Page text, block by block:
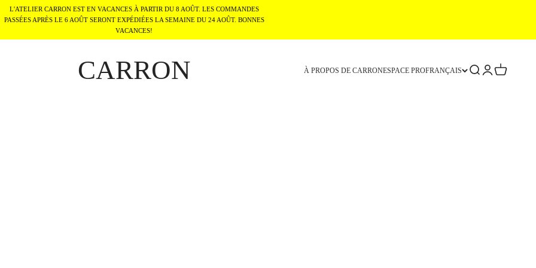
L'ATELIER CARRON EST EN VACANCES À PARTIR DU 8 AOÛT. LES COMMANDES
PASSÉES APRÈS LE 6 AOÛT SERONT EXPÉDIÉES LA SEMAINE DU 24 AOÛT. BONNES
VACANCES!
CARRON À PROPOS DE CARRONESPACE PROFRANÇAIS Recherche
Connexion
Panier